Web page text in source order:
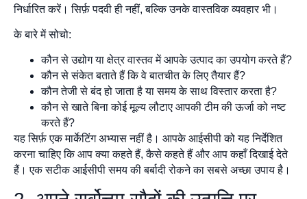
निर्धारित करें। सिर्फ़ पदवी ही नहीं, बल्कि उनके वास्तविक व्यवहार भी।
के बारे में सोचो:
कौन से उद्योग या क्षेत्र वास्तव में आपके उत्पाद का उपयोग करते हैं?
कौन से संकेत बताते हैं कि वे बातचीत के लिए तैयार हैं?
कौन तेजी से बंद हो जाता है या समय के साथ विस्तार करता है?
कौन से खाते बिना कोई मूल्य लौटाए आपकी टीम की ऊर्जा को नष्ट
करते हैं?
यह सिर्फ़ एक मार्केटिंग अभ्यास नहीं है। आपके आईसीपी को यह निर्देशित
करना चाहिए कि आप क्या कहते हैं, कैसे कहते हैं और आप कहाँ दिखाई देते
हैं। एक सटीक आईसीपी समय की बर्बादी रोकने का सबसे अच्छा उपाय है।